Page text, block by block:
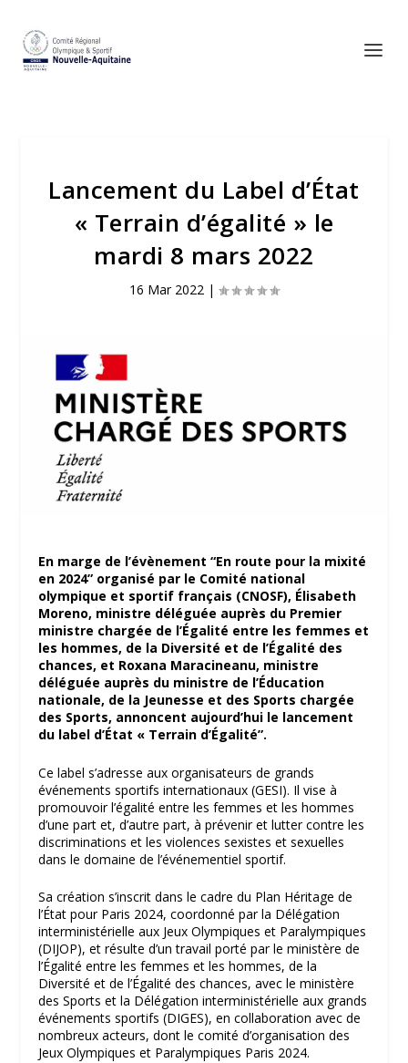
Lancement du Label d’État
« Terrain d’égalité » le
mardi 8 mars 2022
16 Mar 2022 |
En marge de l’évènement “En route pour la mixité
en 2024” organisé par le Comité national
olympique et sportif français (CNOSF), Élisabeth
Moreno, ministre déléguée auprès du Premier
ministre chargée de l’Égalité entre les femmes et
les hommes, de la Diversité et de l’Égalité des
chances, et Roxana Maracineanu, ministre
déléguée auprès du ministre de l’Éducation
nationale, de la Jeunesse et des Sports chargée
des Sports, annoncent aujourd’hui le lancement
du label d’État « Terrain d’Égalité”.
Ce label s’adresse aux organisateurs de grands
événements sportifs internationaux (GESI). Il vise à
promouvoir l’égalité entre les femmes et les hommes
d’une part et, d’autre part, à prévenir et lutter contre les
discriminations et les violences sexistes et sexuelles
dans le domaine de l’événementiel sportif.
Sa création s’inscrit dans le cadre du Plan Héritage de
l’État pour Paris 2024, coordonné par la Délégation
interministérielle aux Jeux Olympiques et Paralympiques
(DIJOP), et résulte d’un travail porté par le ministère de
l’Égalité entre les femmes et les hommes, de la
Diversité et de l’Égalité des chances, avec le ministère
des Sports et la Délégation interministérielle aux grands
événements sportifs (DIGES), en collaboration avec de
nombreux acteurs, dont le comité d’organisation des
Jeux Olympiques et Paralympiques Paris 2024.